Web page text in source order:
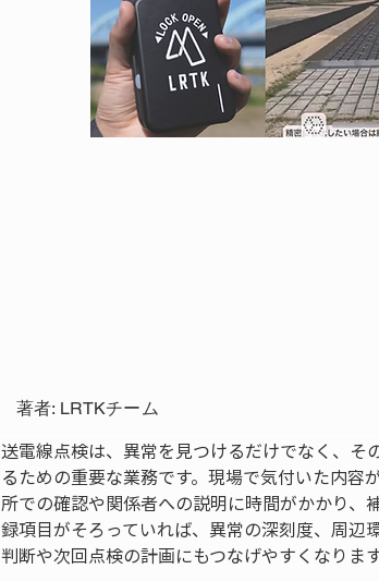
著者: LRTKチーム
送電線点検は、異常を見つけるだけでなく、そ
るための重要な業務です。現場で気付いた内容
所での確認や関係者への説明に時間がかかり、
録項目がそろっていれば、異常の深刻度、周辺
判断や次回点検の計画にもつなげやすくなります